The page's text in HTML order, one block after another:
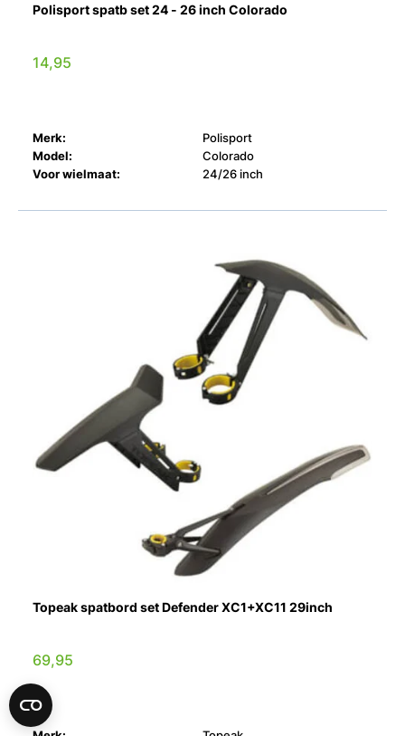
Polisport spatb set 24 - 26 inch Colorado
14,95
Merk:
Polisport
Model:
Colorado
Voor wielmaat:
24/26 inch
Topeak spatbord set Defender XC1+XC11 29inch
69,95